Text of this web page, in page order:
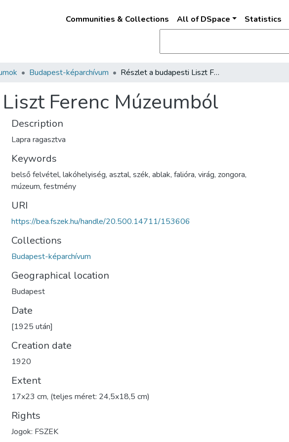
Communities & Collections All of DSpace Statistics
Budapest-képarchívum Részlet a budapesti Liszt Ferenc Múzeumból
Ferenc Múzeumból
Description
Lapra ragasztva
Keywords
belső felvétel, lakóhelyiség, asztal, szék, ablak, falióra, virág, zongora,
múzeum, festmény
URI
https://bea.fszek.hu/handle/20.500.14711/153606
Collections
Budapest-képarchívum
Geographical location
Budapest
Date
[1925 után]
Creation date
1920
Extent
17x23 cm, (teljes méret: 24,5x18,5 cm)
Rights
Jogok: FSZEK